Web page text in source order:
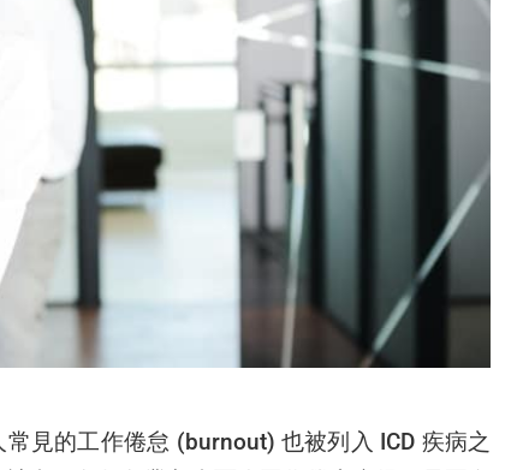
見的工作倦怠 (burnout) 也被列入 ICD 疾病之